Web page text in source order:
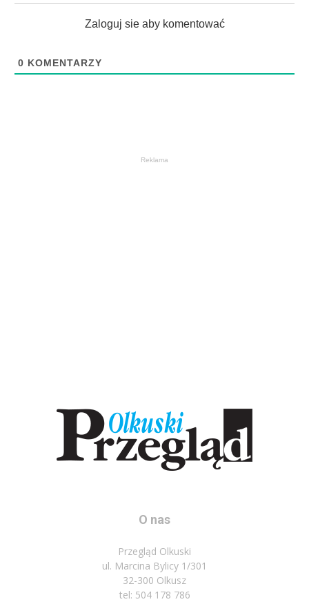
Zaloguj sie aby komentować
0 KOMENTARZY
Reklama
O nas
Przegląd Olkuski
ul. Marcina Bylicy 1/301
32-300 Olkusz
tel: 504 178 786